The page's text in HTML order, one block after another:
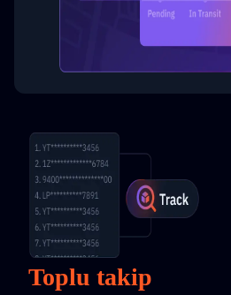
Toplu takip